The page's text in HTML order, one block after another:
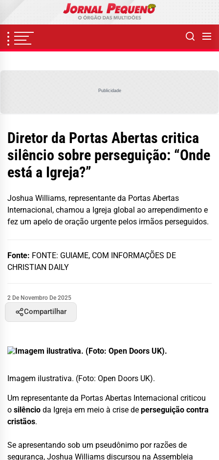
content
Publicidade
Diretor da Portas Abertas critica
silêncio sobre perseguição: “Onde
está a Igreja?”
Joshua Williams, representante da Portas Abertas
Internacional, chamou a Igreja global ao arrependimento e
fez um apelo de oração urgente pelos irmãos perseguidos.
Fonte: FONTE: GUIAME, COM INFORMAÇÕES DE
CHRISTIAN DAILY
2 De Novembro De 2025
Compartilhar
Imagem ilustrativa. (Foto: Open Doors UK).
Um representante da Portas Abertas Internacional criticou
o silêncio da Igreja em meio à crise de perseguição contra
cristãos.
Se apresentando sob um pseudônimo por razões de
segurança, Joshua Williams discursou na Assembleia